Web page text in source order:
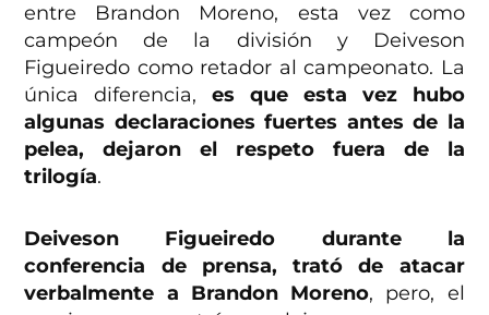
entre Brandon Moreno, esta vez como
campeón de la división y Deiveson
Figueiredo como retador al campeonato. La
única diferencia,es que esta vez hubo
algunas declaraciones fuertes antes de la
pelea, dejaron el respeto fuera de la
trilogía.
Deiveson Figueiredo durante la
conferencia de prensa, trató de atacar
verbalmente a Brandon Moreno, pero, el